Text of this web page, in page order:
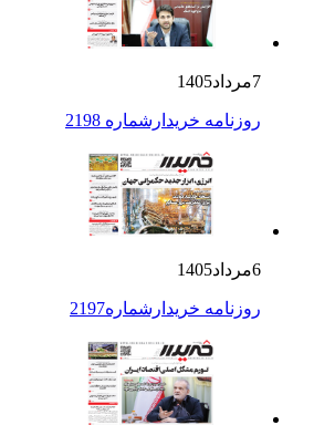
7مرداد1405
روزنامه خریدارشماره 2198
6مرداد1405
روزنامه خریدارشماره2197